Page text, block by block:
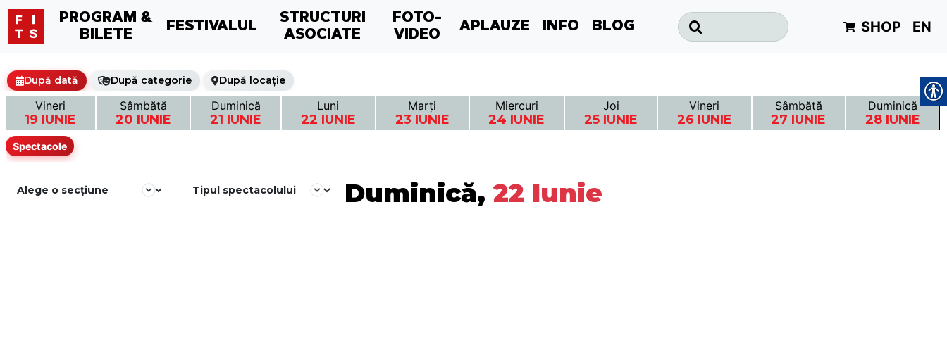
PROGRAM &
BILETE
FESTIVALUL
STRUCTURI
ASOCIATE
FOTO-
VIDEO
APLAUZE INFO BLOG SHOP EN
După dată După categorie După locație
Vineri
19 IUNIE
Sâmbătă
20 IUNIE
Duminică
21 IUNIE
Luni
22 IUNIE
Marți
23 IUNIE
Miercuri
24 IUNIE
Joi
25 IUNIE
Vineri
26 IUNIE
Sâmbătă
27 IUNIE
Duminică
28 IUNIE
Spectacole
Duminică,22 Iunie